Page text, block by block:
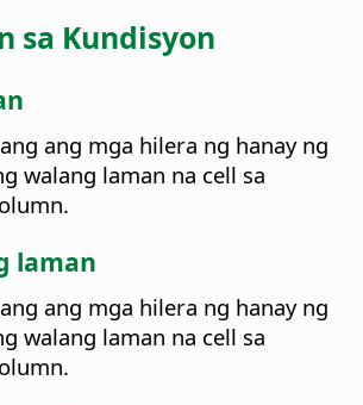
sa Kundisyon
ang mga hilera ng hanay ng
walang laman na cell sa
laman
ang mga hilera ng hanay ng
walang laman na cell sa